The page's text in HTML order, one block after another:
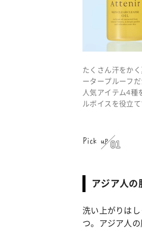
たくさん汗をか
ータープルーフ
人気アイテム4種
ルボイスを役立
Pick up 01
アジア人の
洗い上がりは
つ。アジア人